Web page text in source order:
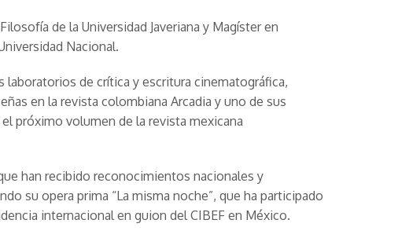
de la Universidad Javeriana y Magíster en
Nacional.
laboratorios de crítica y escritura cinematográfica,
en la revista colombiana Arcadia y uno de sus
próximo volumen de la revista mexicana
han recibido reconocimientos nacionales y
su opera prima “La misma noche”, que ha participado
internacional en guion del CIBEF en México.